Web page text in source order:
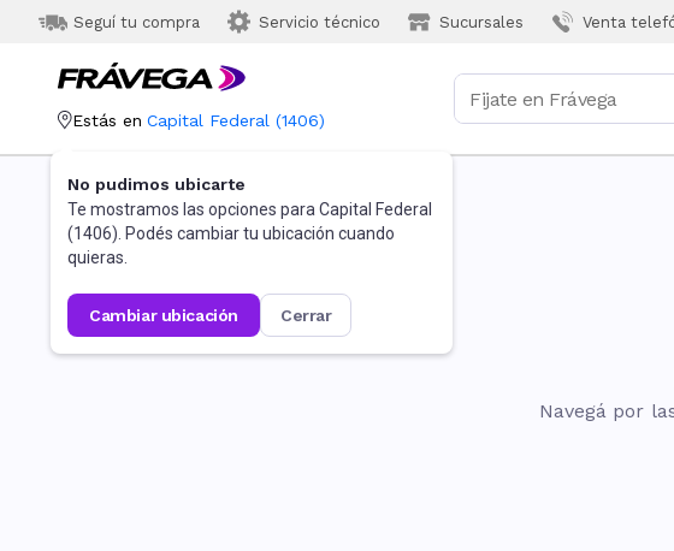
Seguí tu compra Servicio técnico Sucursales Venta
Estás en Capital Federal (1406)
No pudimos ubicarte
Te mostramos las opciones para Capital Federal
(1406). Podés cambiar tu ubicación cuando
quieras.
cambiar ubicación cerrar
Navegá por